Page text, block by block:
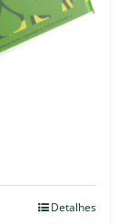
Detalhes